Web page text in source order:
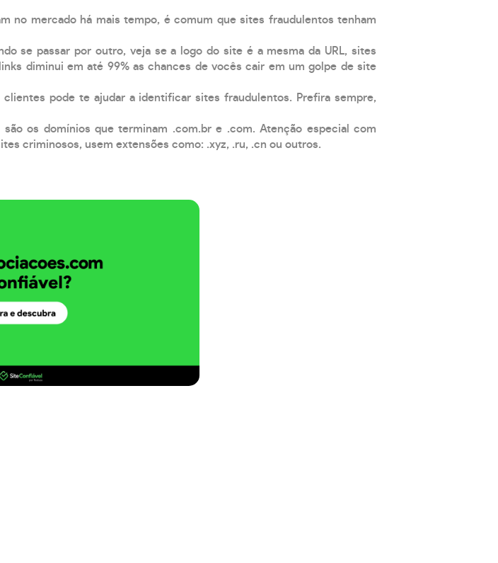
no mercado há mais tempo, é comum que sites fraudulentos tenham
se passar por outro, veja se a logo do site é a mesma da URL, sites
diminui em até 99% as chances de vocês cair em um golpe de site
pode te ajudar a identificar sites fraudulentos. Prefira sempre,
os domínios que terminam .com.br e .com. Atenção especial com
criminosos, usem extensões como: .xyz, .ru, .cn ou outros.